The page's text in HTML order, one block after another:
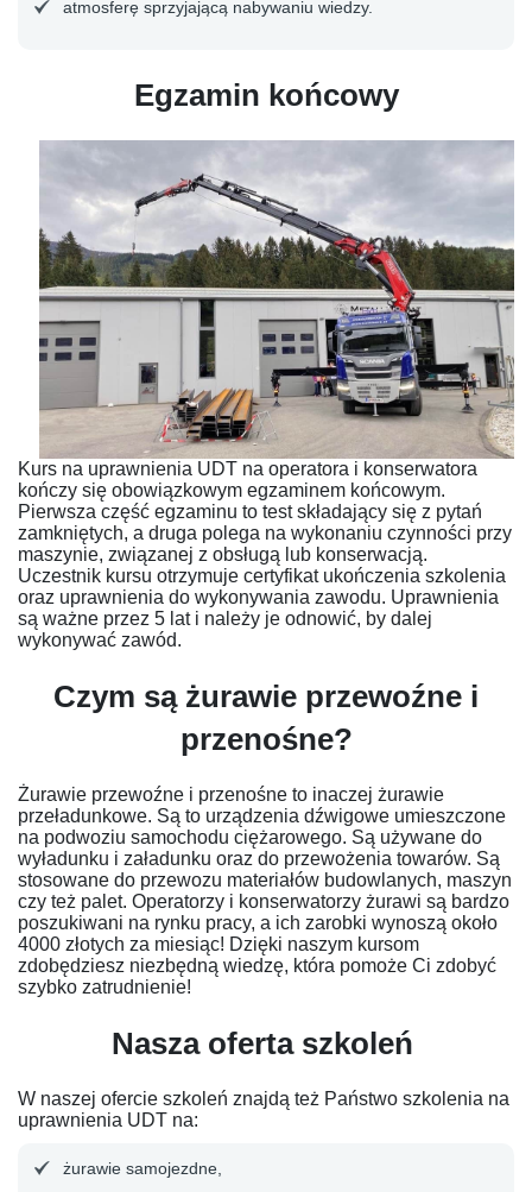
atmosferę sprzyjającą nabywaniu wiedzy.
Egzamin końcowy
Kurs na uprawnienia UDT na operatora i konserwatora
kończy się obowiązkowym egzaminem końcowym.
Pierwsza część egzaminu to test składający się z pytań
zamkniętych, a druga polega na wykonaniu czynności przy
maszynie, związanej z obsługą lub konserwacją.
Uczestnik kursu otrzymuje certyfikat ukończenia szkolenia
oraz uprawnienia do wykonywania zawodu. Uprawnienia
są ważne przez 5 lat i należy je odnowić, by dalej
wykonywać zawód.
Czym są żurawie przewoźne i
przenośne?
Żurawie przewoźne i przenośne to inaczej żurawie
przeładunkowe. Są to urządzenia dźwigowe umieszczone
na podwoziu samochodu ciężarowego. Są używane do
wyładunku i załadunku oraz do przewożenia towarów. Są
stosowane do przewozu materiałów budowlanych, maszyn
czy też palet. Operatorzy i konserwatorzy żurawi są bardzo
poszukiwani na rynku pracy, a ich zarobki wynoszą około
4000 złotych za miesiąc! Dzięki naszym kursom
zdobędziesz niezbędną wiedzę, która pomoże Ci zdobyć
szybko zatrudnienie!
Nasza oferta szkoleń
W naszej ofercie szkoleń znajdą też Państwo szkolenia na
uprawnienia UDT na:
żurawie samojezdne,